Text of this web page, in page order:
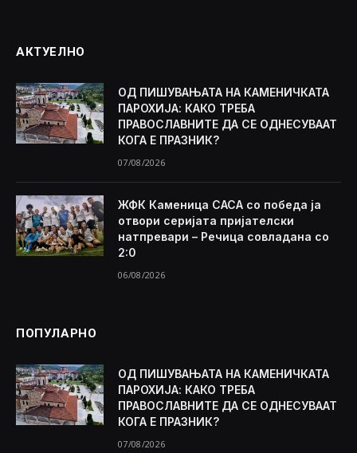
АКТУЕЛНО
ОД ПИШУВАЊАТА НА КАМЕНИЧКАТА
ПАРОХИЈА: КАКО ТРЕБА
ПРАВОСЛАВНИТЕ ДА СЕ ОДНЕСУВААТ
КОГА Е ПРАЗНИК?
07/08/2026
ЖФК Каменица САСА со победа ја
отвори серијата пријателски
натпревари – Речица совладана со
2:0
06/08/2026
ПОПУЛАРНО
ОД ПИШУВАЊАТА НА КАМЕНИЧКАТА
ПАРОХИЈА: КАКО ТРЕБА
ПРАВОСЛАВНИТЕ ДА СЕ ОДНЕСУВААТ
КОГА Е ПРАЗНИК?
07/08/2026